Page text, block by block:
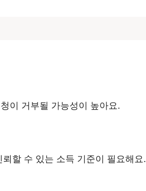
이 거부될 가능성이 높아요.
할 수 있는 소득 기준이 필요해요.